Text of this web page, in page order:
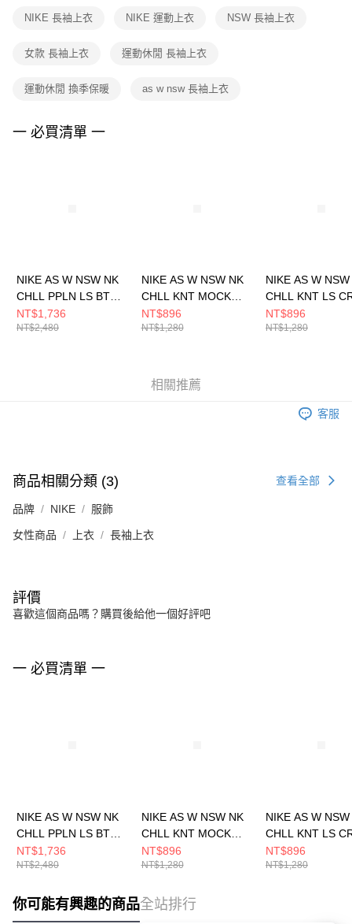
※ 交易是否成功請以「AFTEE先享後付 」之結帳頁面顯示為準，若有關於
１．透過由恩沛科技股份有限公司提供之「AFTEE先享後付」服務完成之交
２．關於個人資料處理事宜，請瀏覽以下網址：
NIKE 長袖上衣 NIKE 運動上衣 NSW 長袖上衣
女款 長袖上衣 運動休閒 長袖上衣
運動休閒 換季保暖 as w nsw 長袖上衣
一 必買清單 一
NIKE AS W NSW NK
CHLL PPLN LS BTN T
女 長袖上衣
HJ0716100
NT$1,736
NT$2,480
NIKE AS W NSW NK
CHLL KNT MOCK
TEE 女 長袖上衣
HV5028110
NT$896
NT$1,280
NIKE AS W
CHLL KNT LS
長袖上衣
NT$896
NT$1,280
相關推薦
客服
商品相關分類 (3) 查看全部
品牌 NIKE 服飾
女性商品 上衣 長袖上衣
評價
喜歡這個商品嗎？購買後給他一個好評吧
一 必買清單 一
NIKE AS W NSW NK
CHLL PPLN LS BTN T
女 長袖上衣
HJ0716100
NT$1,736
NT$2,480
NIKE AS W NSW NK
CHLL KNT MOCK
TEE 女 長袖上衣
HV5028110
NT$896
NT$1,280
NIKE AS W
CHLL KNT LS
長袖上衣
NT$896
NT$1,280
你可能有興趣的商品全站排行